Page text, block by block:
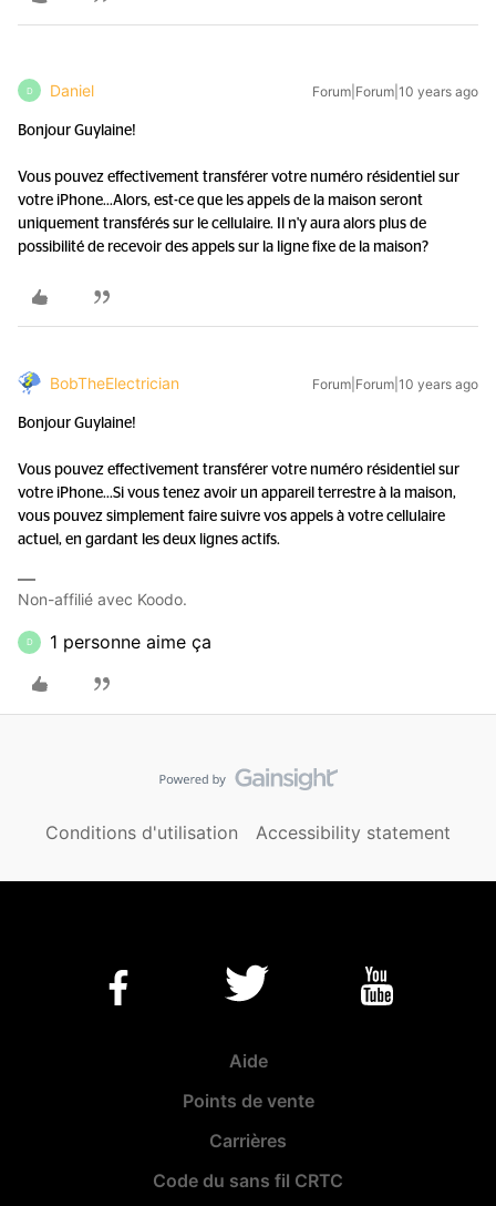
D Daniel Forum|Forum|10 years ago
Bonjour Guylaine!
Vous pouvez effectivement transférer votre numéro résidentiel sur
votre iPhone...Alors, est-ce que les appels de la maison seront
uniquement transférés sur le cellulaire. Il n'y aura alors plus de
possibilité de recevoir des appels sur la ligne fixe de la maison?
BobTheElectrician Forum|Forum|10 years ago
Bonjour Guylaine!
Vous pouvez effectivement transférer votre numéro résidentiel sur
votre iPhone...Si vous tenez avoir un appareil terrestre à la maison,
vous pouvez simplement faire suivre vos appels à votre cellulaire
actuel, en gardant les deux lignes actifs.
Non-affilié avec Koodo.
D 1 personne aime ça
Conditions d'utilisation Accessibility statement
Aide
Points de vente
Carrières
Code du sans fil CRTC